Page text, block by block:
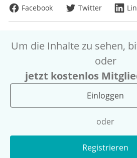
Facebook
Twitter
Um die Inhalte zu sehen,
oder
jetzt kostenlos
Einloggen
oder
Registrieren